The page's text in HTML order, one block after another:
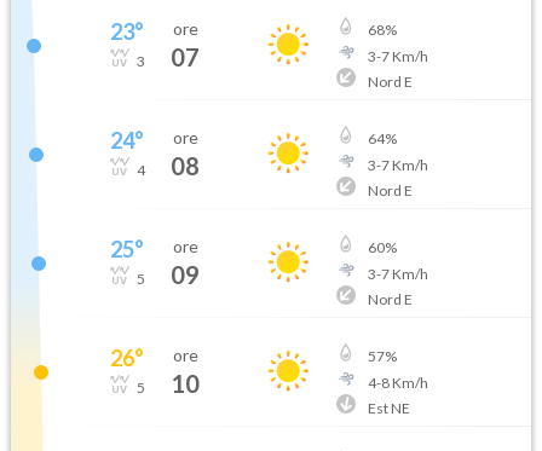
23°
3
ore
07
68%
3-7Km/h
Nord E
24°
4
ore
08
64%
3-7Km/h
Nord E
25°
5
ore
09
60%
3-7Km/h
Nord E
26°
5
ore
10
57%
4-8Km/h
Est NE